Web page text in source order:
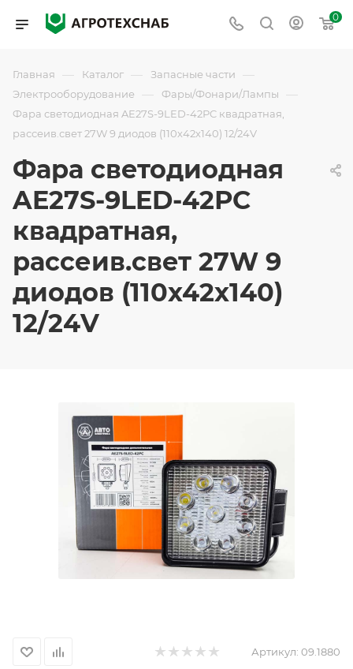
0
Главная — Каталог — Запасные части —
Электрооборудование — Фары/Фонари/Лампы —
Фара светодиодная AE27S-9LED-42РC квадратная,
рассеив.свет 27W 9 диодов (110х42х140) 12/24V
Фара светодиодная
AE27S-9LED-42РC
квадратная,
рассеив.свет 27W 9
диодов (110х42х140)
12/24V
Артикул: 09.1880